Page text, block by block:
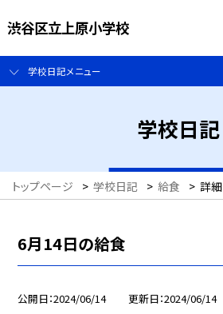
渋谷区立上原小学校
学校日記メニュー
学校日記
トップページ > 学校日記 > 給食 > 詳細
6月14日の給食
公開日 2024/06/14 更新日 2024/06/14